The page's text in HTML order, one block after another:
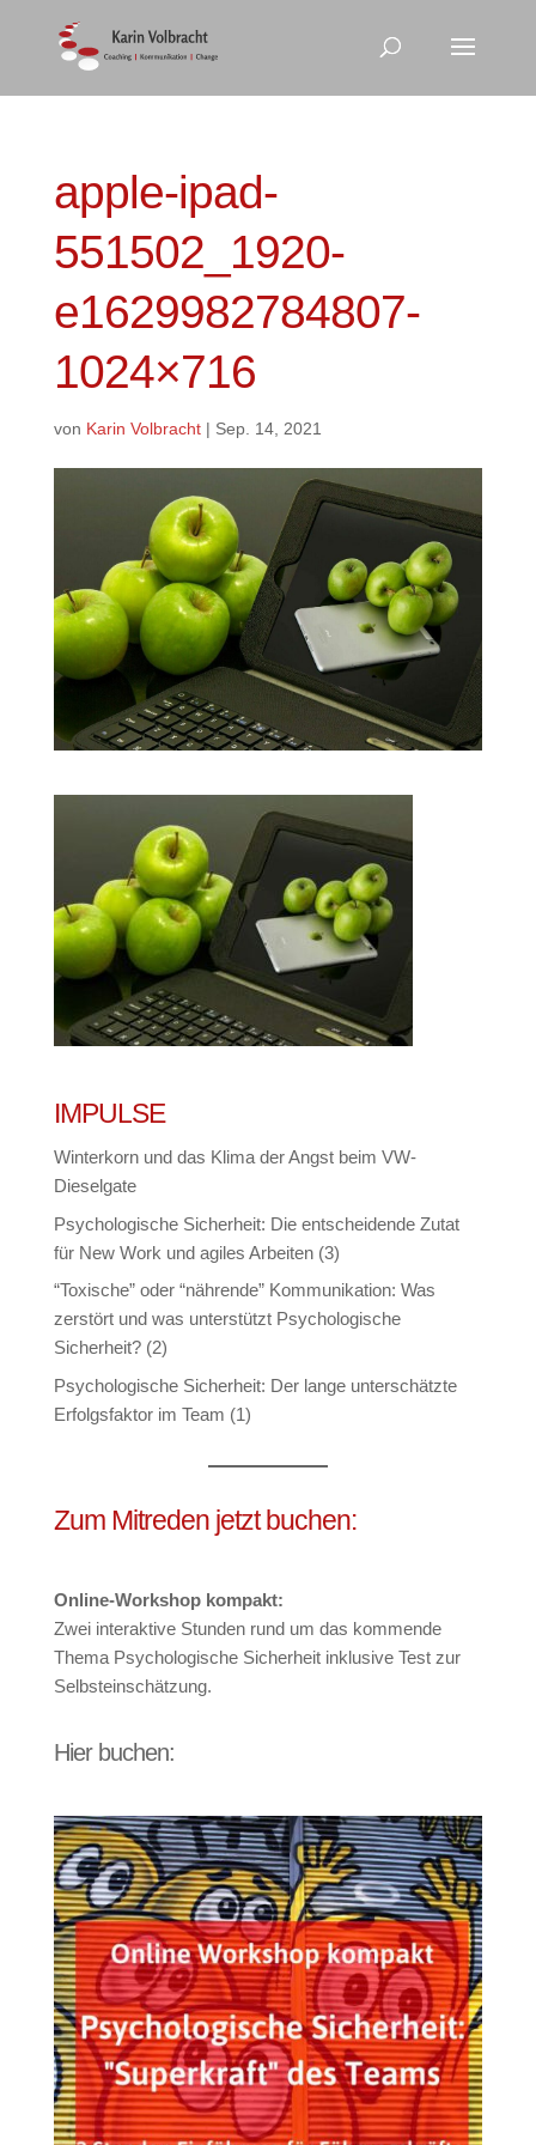
apple-ipad-
551502_1920-
e1629982784807-
1024×716
von Karin Volbracht| Sep. 14, 2021
IMPULSE
Winterkorn und das Klima der Angst beim VW-
Dieselgate
Psychologische Sicherheit: Die entscheidende Zutat
für New Work und agiles Arbeiten (3)
“Toxische” oder “nährende” Kommunikation: Was
zerstört und was unterstützt Psychologische
Sicherheit? (2)
Psychologische Sicherheit: Der lange unterschätzte
Erfolgsfaktor im Team (1)
Zum Mitreden jetzt buchen:
Online-Workshop kompakt:
Zwei interaktive Stunden rund um das kommende
Thema Psychologische Sicherheit inklusive Test zur
Selbsteinschätzung.
Hier buchen: